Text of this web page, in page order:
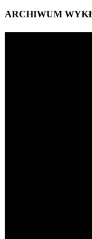
ARCHIWUM